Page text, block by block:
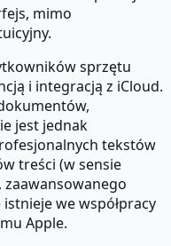
mimo
sprzętu
i integracją z iCloud.
jest jednak
tekstów
treści (w sensie
we współpracy
Apple.